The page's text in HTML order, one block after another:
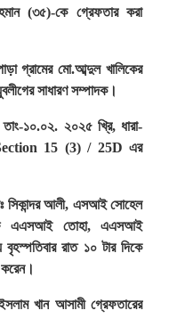
(৩৫)-কে গ্রেফতার করা
গ্রামের মো.আব্দুল খালিকের
সাধারণ সম্পাদক।
তাং-১০.০২. ২০২৫ খ্রি, ধারা-
15 (3) / 25D এর
সিকান্দর আলী, এসআই সোহেল
এএসআই তোহা, এএসআই
বৃহস্পতিবার রাত ১০ টার দিকে
খান আসামী গ্রেফতারের